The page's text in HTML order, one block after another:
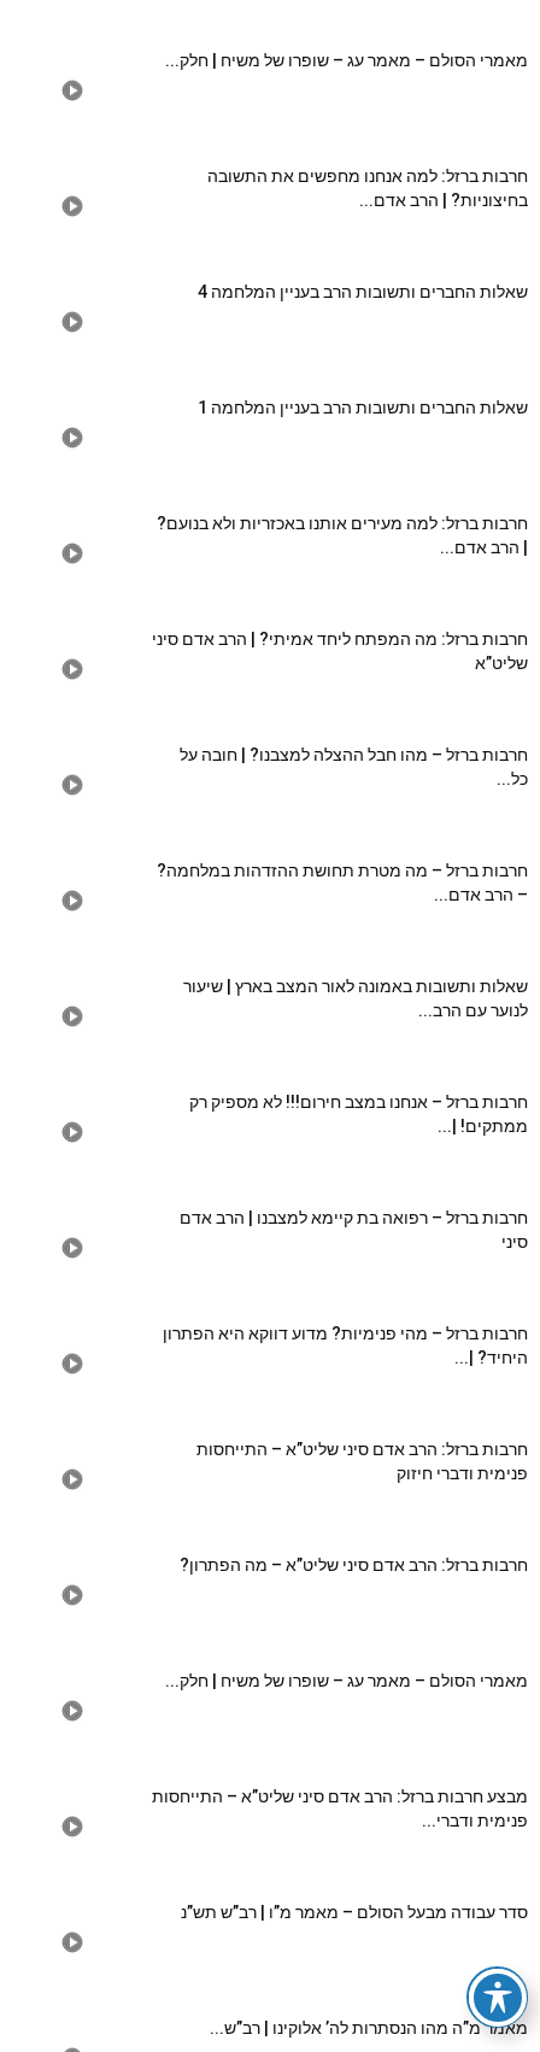
מאמרי הסולם – מאמר עג – שופרו של משיח | חלק...
חרבות ברזל: למה אנחנו מחפשים את התשובה
בחיצוניות? | הרב אדם...
שאלות החברים ותשובות הרב בעניין המלחמה 4
שאלות החברים ותשובות הרב בעניין המלחמה 1
חרבות ברזל: למה מעירים אותנו באכזריות ולא בנועם?
| הרב אדם...
חרבות ברזל: מה המפתח ליחד אמיתי? | הרב אדם סיני
שליט”א
חרבות ברזל – מהו חבל ההצלה למצבנו? | חובה על
כל...
חרבות ברזל – מה מטרת תחושת ההזדהות במלחמה?
– הרב אדם...
שאלות ותשובות באמונה לאור המצב בארץ | שיעור
לנוער עם הרב...
חרבות ברזל – אנחנו במצב חירום!!! לא מספיק רק
ממתקים! |...
חרבות ברזל – רפואה בת קיימא למצבנו | הרב אדם
סיני
חרבות ברזל – מהי פנימיות? מדוע דווקא היא הפתרון
היחיד? |...
חרבות ברזל: הרב אדם סיני שליט”א – התייחסות
פנימית ודברי חיזוק
חרבות ברזל: הרב אדם סיני שליט”א – מה הפתרון?
מאמרי הסולם – מאמר עג – שופרו של משיח | חלק...
מבצע חרבות ברזל: הרב אדם סיני שליט”א – התייחסות
פנימית ודברי...
סדר עבודה מבעל הסולם – מאמר מ”ו | רב”ש תש”נ
מאמר מ”ה מהו הנסתרות לה’ אלוקינו | רב”ש...